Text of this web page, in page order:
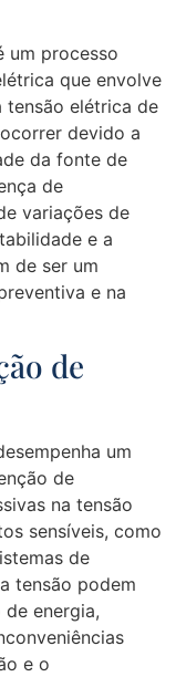
um processo
que envolve
tensão elétrica de
devido a
da fonte de
de
variações de
e a
de ser um
e na
de
um
de
na tensão
sensíveis, como
de
tensão podem
energia,
e o